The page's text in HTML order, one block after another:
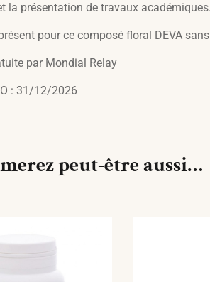
la présentation de travaux
pour ce composé floral DEVA
par Mondial Relay
: 31/12/2026
peut-être aussi…